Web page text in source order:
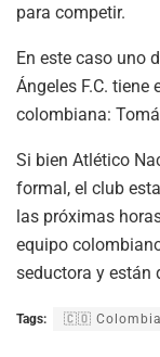
para competir.
En este caso uno
Ángeles F.C. tiene
colombiana:
Si bien Atlético
formal, el club
las próximas
equipo
seductora y están
Tags: 🇨🇴 Colombia